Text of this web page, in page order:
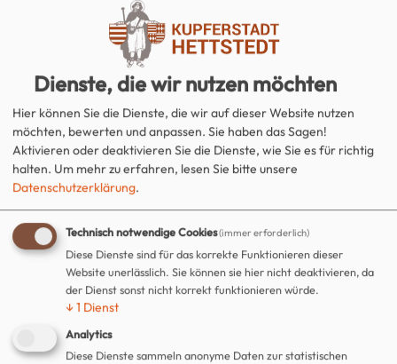
Satzungen
Dienste, die wir nutzen möchten
Hier können Sie die Dienste, die wir auf dieser Website nutzen
möchten, bewerten und anpassen. Sie haben das Sagen!
Aktivieren oder deaktivieren Sie die Dienste, wie Sie es für richtig
halten. Um mehr zu erfahren, lesen Sie bitte unsere
Datenschutzerklärung.
Technisch notwendige Cookies(immer erforderlich)
Diese Dienste sind für das korrekte Funktionieren dieser
Website unerlässlich. Sie können sie hier nicht deaktivieren, da
der Dienst sonst nicht korrekt funktionieren würde.
↓1 Dienst
Analytics
Diese Dienste sammeln anonyme Daten zur statistischen